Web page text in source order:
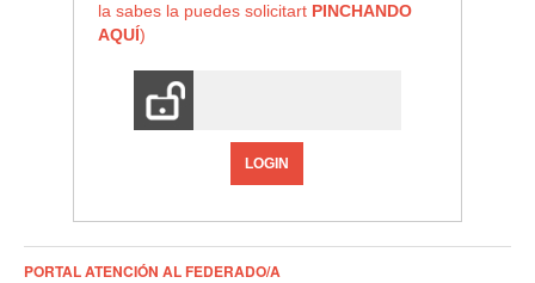
la sabes la puedes solicitart PINCHANDO
AQUÍ)
LOGIN
PORTAL ATENCIÓN AL FEDERADO/A